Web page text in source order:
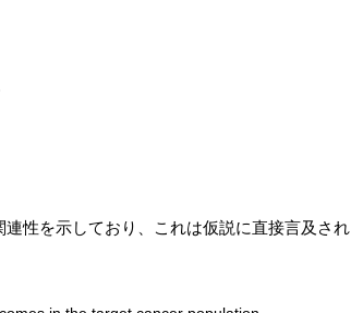
性を示しており、これは仮説に直接言及され